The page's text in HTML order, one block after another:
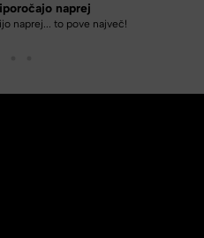
naprej
naprej... to pove največ!